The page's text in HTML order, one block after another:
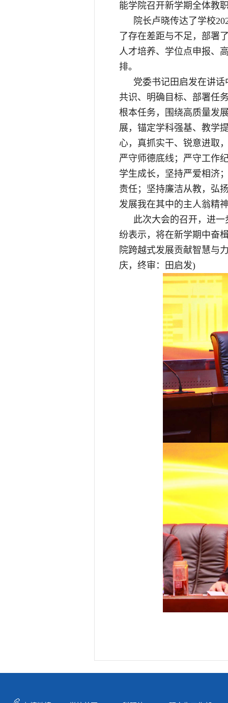
能学院召开新学期全体教
院长卢晓传达了学校
了存在差距与不足，部署
人才培养、学位点申报、
排。
党委书记田启发在讲
共识、明确目标、部署任
根本任务，围绕高质量发
展，锚定学科强基、教学
心，真抓实干、锐意进取
严守师德底线；严守工作
学生成长，坚持严爱相济
责任；坚持廉洁从教，弘
发展我在其中的主人翁精
此次大会的召开，进
纷表示，将在新学期中奋
院跨越式发展贡献智慧与
庆，终审：田启发)